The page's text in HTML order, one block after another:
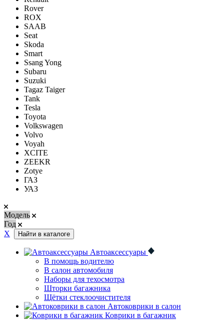
Rover
ROX
SAAB
Seat
Skoda
Smart
Ssang Yong
Subaru
Suzuki
Tagaz Taiger
Tank
Tesla
Toyota
Volkswagen
Volvo
Voyah
XCITE
ZEEKR
Zotye
ГАЗ
УАЗ
Модель
Год
Х
Найти в каталоге
Автоаксессуары
В помощь водителю
В салон автомобиля
Наборы для техосмотра
Шторки багажника
Щётки стеклоочистителя
Автоковрики в салон
Коврики в багажник